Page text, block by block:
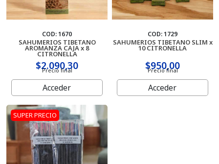
COD: 1670
SAHUMERIOS TIBETANO
AROMANZA CAJA x 8
CITRONELLA
$2.090,30
Precio final
Acceder
COD: 1729
SAHUMERIOS TIBETANO SLIM x
10 CITRONELLA
$950,00
Precio final
Acceder
SUPER PRECIO